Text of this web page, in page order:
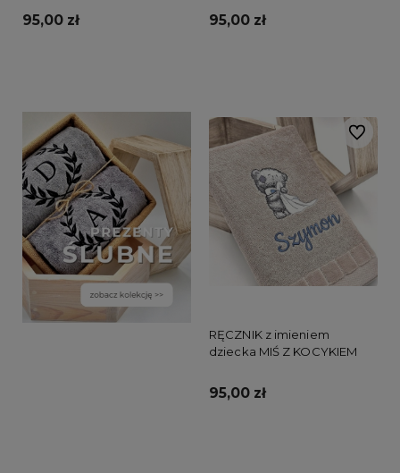
95,00 zł 95,00 zł
RĘCZNIK z imieniem
dziecka MIŚ Z KOCYKIEM
95,00 zł
Do